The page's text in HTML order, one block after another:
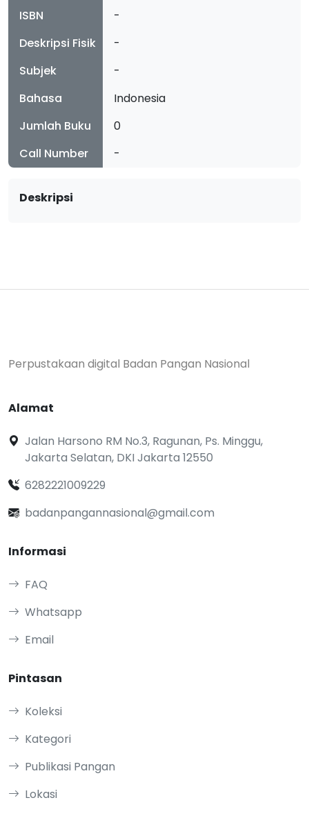
ISBN
-
Deskripsi Fisik
-
Subjek
-
Bahasa
Indonesia
Jumlah Buku
0
Call Number
-
Deskripsi
Perpustakaan digital Badan Pangan Nasional
Alamat
Jalan Harsono RM No.3, Ragunan, Ps. Minggu,
Jakarta Selatan, DKI Jakarta 12550
6282221009229
badanpangannasional@gmail.com
Informasi
FAQ
Whatsapp
Email
Pintasan
Koleksi
Kategori
Publikasi Pangan
Lokasi